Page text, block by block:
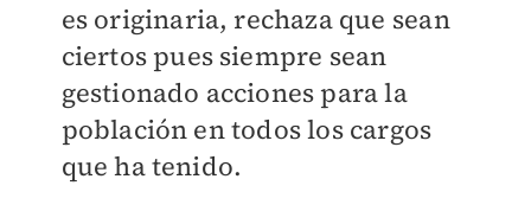
es originaria, rechaza que sean
ciertos pues siempre sean
gestionado acciones para la
población en todos los cargos
que ha tenido.